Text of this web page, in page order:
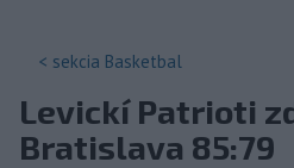
< sekcia Basketbal
Levickí Patrioti
Bratislava 85:79